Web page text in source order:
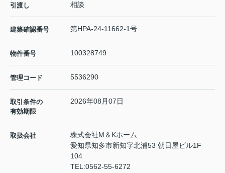
引渡し 相談
建築確認番号 第HPA-24-11662-1号
物件番号 100328749
管理コード 5536290
取引条件の
有効期限
2026年08月07日
取扱会社
株式会社M＆Kホーム
愛知県知多市新知字北浦53 朝日屋ビル1F
104
TEL:0562-55-6272